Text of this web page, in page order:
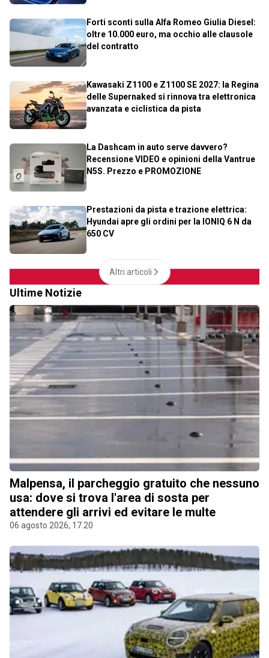
Forti sconti sulla Alfa Romeo Giulia Diesel:
oltre 10.000 euro, ma occhio alle clausole
del contratto
Kawasaki Z1100 e Z1100 SE 2027: la Regina
delle Supernaked si rinnova tra elettronica
avanzata e ciclistica da pista
La Dashcam in auto serve davvero?
Recensione VIDEO e opinioni della Vantrue
N5S. Prezzo e PROMOZIONE
Prestazioni da pista e trazione elettrica:
Hyundai apre gli ordini per la IONIQ 6 N da
650 CV
Altri articoli
Ultime Notizie
Malpensa, il parcheggio gratuito che nessuno
usa: dove si trova l'area di sosta per
attendere gli arrivi ed evitare le multe
06 agosto 2026, 17.20